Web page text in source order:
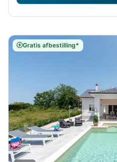
Gratis afbestilling*